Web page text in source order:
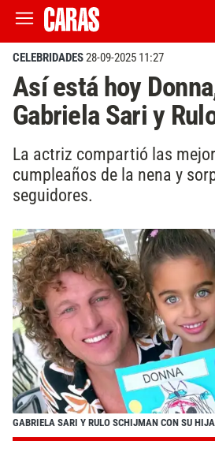
CELEBRIDADES28-09-2025 11:27
Así está hoy
Gabriela Sari y
La actriz compartió las
cumpleaños de la nena y
seguidores.
GABRIELA SARI Y RULO SCHIJMAN CON SU